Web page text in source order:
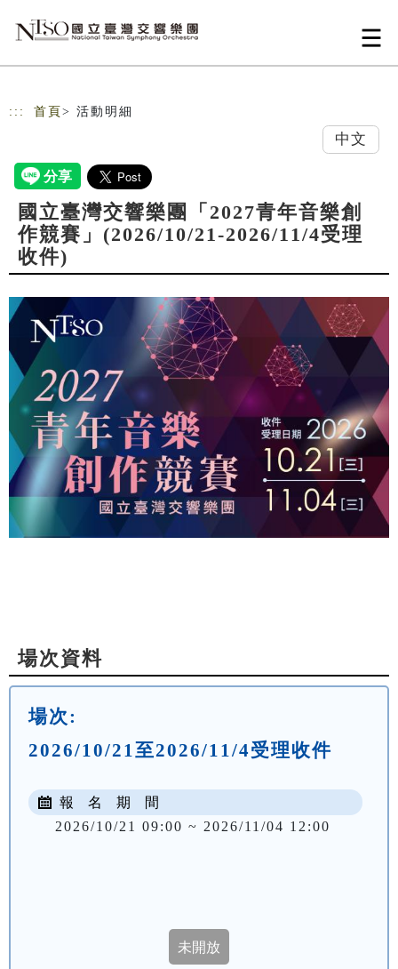
::: 首頁 > 活動明細
中文
國立臺灣交響樂團「2027青年音樂創
作競賽」(2026/10/21-2026/11/4受理
收件)
場次資料
場次:
2026/10/21至2026/11/4受理收件
報 名 期 間
2026/10/21 09:00 ~ 2026/11/04 12:00